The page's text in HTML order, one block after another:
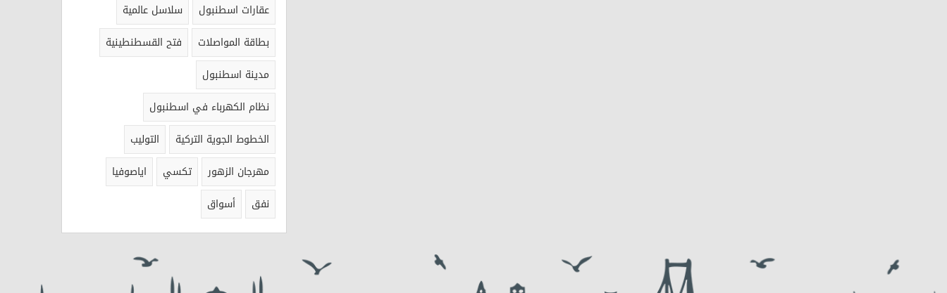
عقارات اسطنبول
سلاسل عالمية
بطاقة المواصلات
فتح القسطنطينية
مدينة اسطنبول
نظام الكهرباء في اسطنبول
الخطوط الجوية التركية
التوليب
مهرجان الزهور
تكسي
اياصوفيا
نفق
أسواق